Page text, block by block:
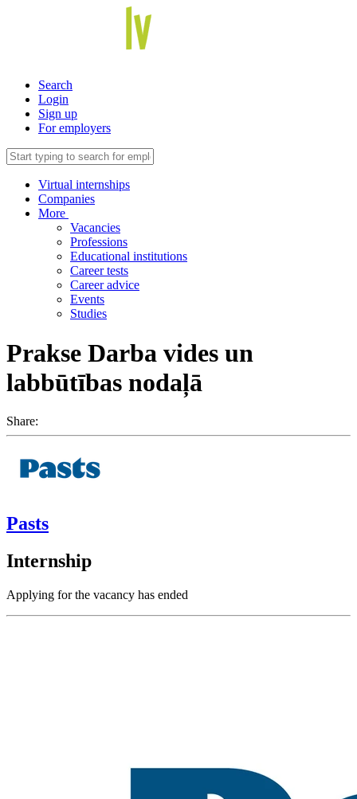
Search
Login
Sign up
For employers
Virtual internships
Companies
More
Vacancies
Professions
Educational institutions
Career tests
Career advice
Events
Studies
Prakse Darba vides un
labbūtības nodaļā
Share:
Pasts
Internship
Applying for the vacancy has ended